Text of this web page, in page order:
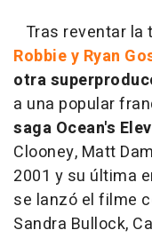
Tras reventar la
Robbie y Ryan
otra
a una popular
saga Ocean's
Clooney, Matt
2001 y su última
se lanzó el filme
Sandra Bullock,